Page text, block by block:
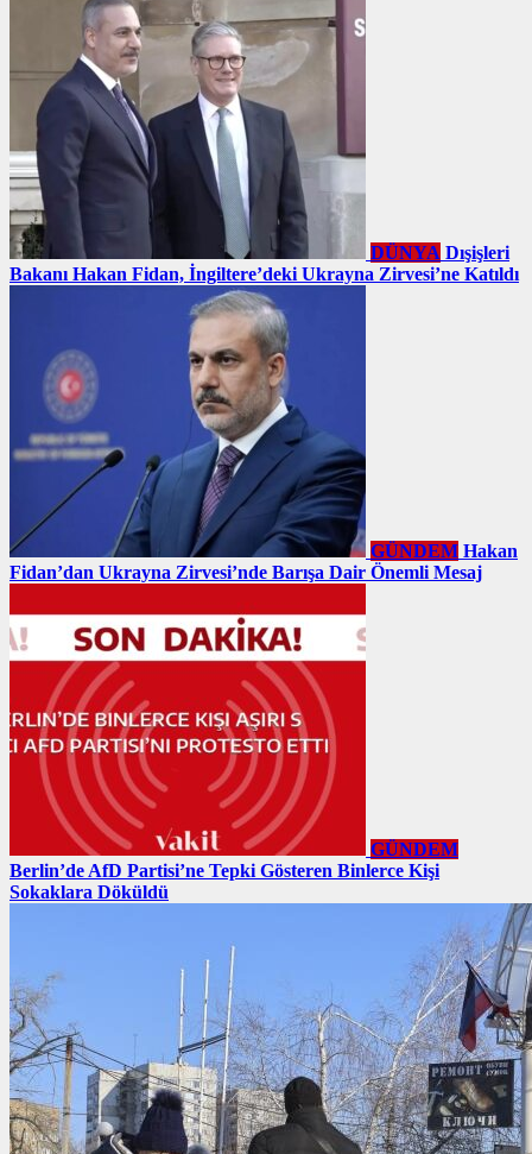
DÜNYA Dışişleri
Bakanı Hakan Fidan, İngiltere’deki Ukrayna Zirvesi’ne Katıldı
GÜNDEM Hakan
Fidan’dan Ukrayna Zirvesi’nde Barışa Dair Önemli Mesaj
GÜNDEM
Berlin’de AfD Partisi’ne Tepki Gösteren Binlerce Kişi
Sokaklara Döküldü